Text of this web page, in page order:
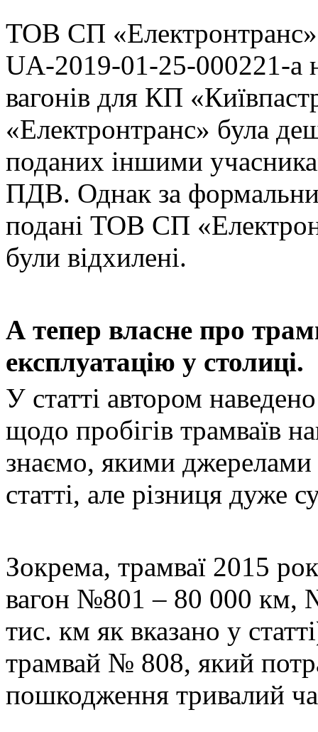
ТОВ СП «Електронтранс»
UA-2019-01-25-000221-a
вагонів для КП
«Електронтранс» була
поданих іншими
ПДВ. Однак за
подані ТОВ СП
були відхилені.
А тепер власне про
експлуатацію у столиці.
У статті автором
щодо пробігів трамваїв
знаємо, якими джерелами
статті, але різниця дуже
Зокрема, трамваї 2015
вагон №801 – 80 000 км,
тис. км як вказано у
трамвай № 808, який
пошкодження тривалий